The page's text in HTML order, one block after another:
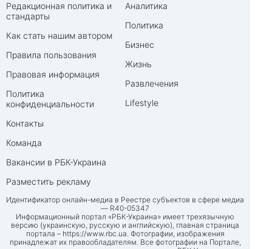
Редакционная политика и
стандарты
Как стать нашим автором
Правила пользования
Правовая информация
Политика
конфиденциальности
Контакты
Команда
Вакансии в РБК-Украина
Разместить рекламу
Аналитика
Политика
Бизнес
Жизнь
Развлечения
Lifestyle
Идентификатор онлайн-медиа в Реестре субъектов в сфере медиа
— R40-05347
Информационный портал «РБК-Украина» имеет трехязычную
версию (украинскую, русскую и английскую), главная страница
портала – https://www.rbc.ua. Фотографии, изображения
принадлежат их правообладателям. Все фотографии на Портале,